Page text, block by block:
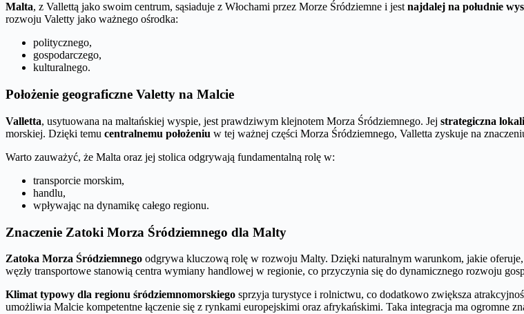
Malta, z Vallettą jako swoim centrum, sąsiaduje z Włochami przez Morze Śródziemne i jestnajdalej na południe
rozwoju Valetty jako ważnego ośrodka:
politycznego,
gospodarczego,
kulturalnego.
Położenie geograficzne Valetty na Malcie
Valletta, usytuowana na maltańskiej wyspie, jest prawdziwym klejnotem Morza Śródziemnego. Jej strategiczna
morskiej. Dzięki temu centralnemu położeniu w tej ważnej części Morza Śródziemnego, Valletta zyskuje na
Warto zauważyć, że Malta oraz jej stolica odgrywają fundamentalną rolę w:
transporcie morskim,
handlu,
wpływając na dynamikę całego regionu.
Znaczenie Zatoki Morza Śródziemnego dla Malty
Zatoka Morza Śródziemnego odgrywa kluczową rolę w rozwoju Malty. Dzięki naturalnym warunkom, jakie
węzły transportowe stanowią centra wymiany handlowej w regionie, co przyczynia się do dynamicznego rozwoju
Klimat typowy dla regionu śródziemnomorskiego sprzyja turystyce i rolnictwu, co dodatkowo zwiększa
umożliwia Malcie kompetentne łączenie się z rynkami europejskimi oraz afrykańskimi. Taka integracja ma ogromne